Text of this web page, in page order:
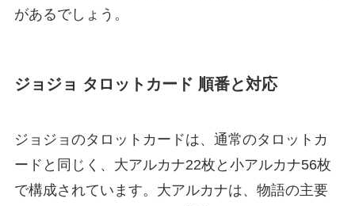
があるでしょう。
ジョジョ タロットカード 順番と対応
ジョジョのタロットカードは、通常のタロットカ
ードと同じく、大アルカナ22枚と小アルカナ56枚
で構成されています。大アルカナは、物語の主要